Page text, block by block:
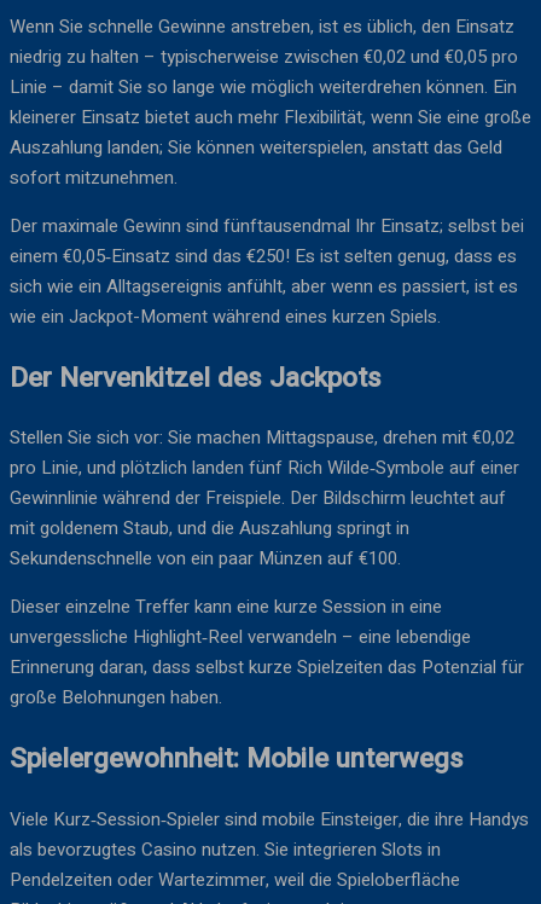
Wenn Sie schnelle Gewinne anstreben, ist es üblich, den Einsatz
niedrig zu halten – typischerweise zwischen €0,02 und €0,05 pro
Linie – damit Sie so lange wie möglich weiterdrehen können. Ein
kleinerer Einsatz bietet auch mehr Flexibilität, wenn Sie eine große
Auszahlung landen; Sie können weiterspielen, anstatt das Geld
sofort mitzunehmen.
Der maximale Gewinn sind fünftausendmal Ihr Einsatz; selbst bei
einem €0,05‑Einsatz sind das €250! Es ist selten genug, dass es
sich wie ein Alltagsereignis anfühlt, aber wenn es passiert, ist es
wie ein Jackpot-Moment während eines kurzen Spiels.
Der Nervenkitzel des Jackpots
Stellen Sie sich vor: Sie machen Mittagspause, drehen mit €0,02
pro Linie, und plötzlich landen fünf Rich Wilde‑Symbole auf einer
Gewinnlinie während der Freispiele. Der Bildschirm leuchtet auf
mit goldenem Staub, und die Auszahlung springt in
Sekundenschnelle von ein paar Münzen auf €100.
Dieser einzelne Treffer kann eine kurze Session in eine
unvergessliche Highlight‑Reel verwandeln – eine lebendige
Erinnerung daran, dass selbst kurze Spielzeiten das Potenzial für
große Belohnungen haben.
Spielergewohnheit: Mobile unterwegs
Viele Kurz‑Session‑Spieler sind mobile Einsteiger, die ihre Handys
als bevorzugtes Casino nutzen. Sie integrieren Slots in
Pendelzeiten oder Wartezimmer, weil die Spieloberfläche